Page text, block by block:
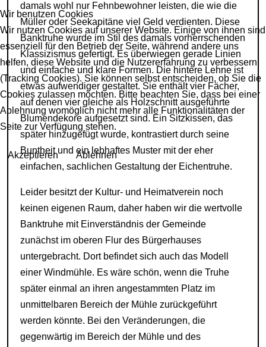
damals wohl nur Fehnbewohner leisten, die wie die
Müller oder Seekapitäne viel Geld verdienten. Diese
Banktruhe wurde im Stil des damals vorherrschenden
Klassizismus gefertigt. Es überwiegen gerade Linien
und einfache und klare Formen. Die hintere Lehne ist
etwas aufwendiger gestaltet. Sie enthält vier Fächer,
auf denen vier gleiche als Holzschnitt ausgeführte
Blumendekore aufgesetzt sind. Ein Sitzkissen, das
später hinzugefügt wurde, kontrastiert durch seine
Buntheit und ein lebhaftes Muster mit der eher
einfachen, sachlichen Gestaltung der Eichentruhe.
Leider besitzt der Kultur- und Heimatverein noch
keinen eigenen Raum, daher haben wir die wertvolle
Banktruhe mit Einverständnis der Gemeinde
zunächst im oberen Flur des Bürgerhauses
untergebracht. Dort befindet sich auch das Modell
einer Windmühle. Es wäre schön, wenn die Truhe
später einmal an ihren angestammten Platz im
unmittelbaren Bereich der Mühle zurückgeführt
werden könnte. Bei den Veränderungen, die
gegenwärtig im Bereich der Mühle und des
Wir benutzen Cookies
Wir nutzen Cookies auf unserer Website. Einige von ihnen sind
essenziell für den Betrieb der Seite, während andere uns
helfen, diese Website und die Nutzererfahrung zu verbessern
(Tracking Cookies). Sie können selbst entscheiden, ob Sie die
Cookies zulassen möchten. Bitte beachten Sie, dass bei einer
Ablehnung womöglich nicht mehr alle Funktionalitäten der
Seite zur Verfügung stehen.
Akzeptieren Ablehnen